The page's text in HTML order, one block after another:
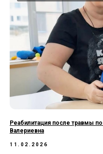
Реабилитация после травмы
Валериевна
11.02.2026